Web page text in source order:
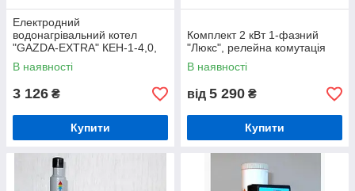
Електродний
водонагрівальний котел
"GAZDA-EXTRA" КЕН-1-4,0,
4-4,5 КВТ із комплектом
автоматики
В наявності
3 126 ₴
Купити
Комплект 2 кВт 1-фазний
"Люкс", релейна комутація
В наявності
від 5 290 ₴
Купити